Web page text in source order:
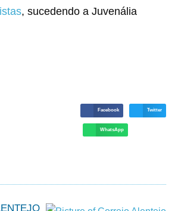
, sucedendo a Juvenália
Facebook Twitter
WhatsApp